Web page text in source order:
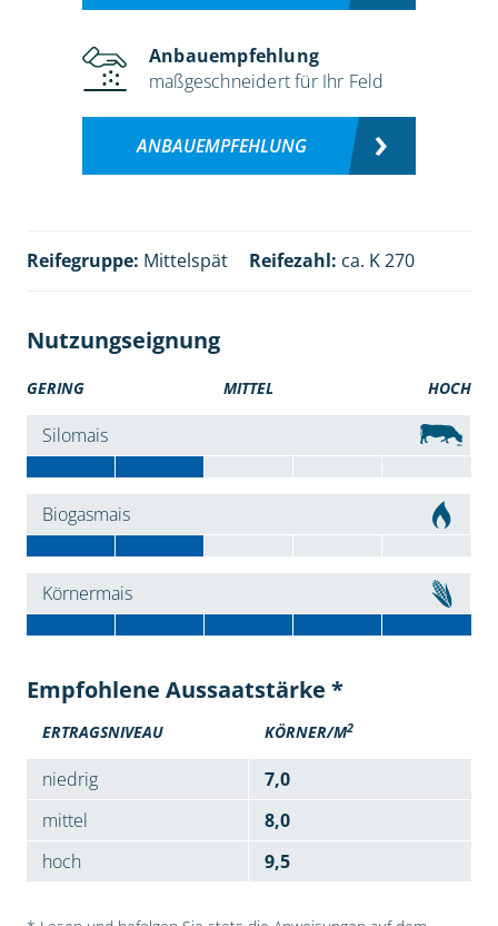
Anbauempfehlung
maßgeschneidert für Ihr Feld
ANBAUEMPFEHLUNG
Reifegruppe: Mittelspät Reifezahl: ca. K 270
Nutzungseignung
GERING MITTEL HOCH
Silomais
Biogasmais
Körnermais
Empfohlene Aussaatstärke *
ERTRAGSNIVEAU KÖRNER/M2
niedrig
7,0
mittel
8,0
hoch
9,5